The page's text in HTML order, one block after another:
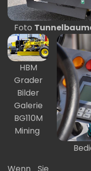
Foto
HBM
Grader
Bilder
Galerie
BG110M
Mining
Wenn Sie